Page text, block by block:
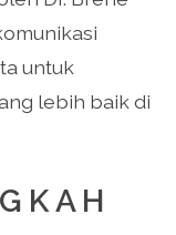
untuk
lebih baik di